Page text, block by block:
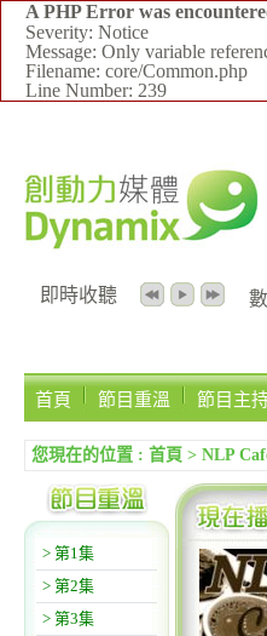
A PHP Error was
Severity: Notice
Message: Only variable
Filename: core/Common.php
Line Number: 239
即時收聽
首頁
節目重溫 節目主
您現在的位置 : 首頁 > NLP
> 第1集
> 第2集
> 第3集